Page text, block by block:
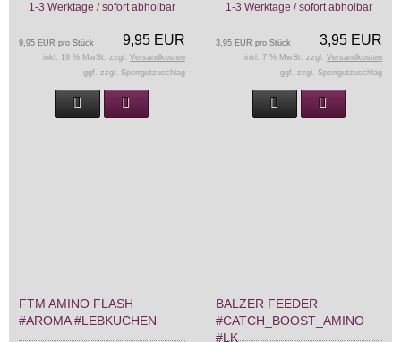
1-3 Werktage / sofort abholbar
9,95 EUR
9,95 EUR pro Stück
inkl. 19 % MwSt. zzgl. Versandkosten
ggf. zzgl. Sperrgutzuschlag
1-3 Werktage / sofort abholbar
3,95 EUR
3,95 EUR pro Stück
inkl. 7 % MwSt. zzgl. Versandkosten
ggf. zzgl. Sperrgutzuschlag
FTM AMINO FLASH
#AROMA #LEBKUCHEN
BALZER FEEDER
#CATCH_BOOST_AMINO
#LK